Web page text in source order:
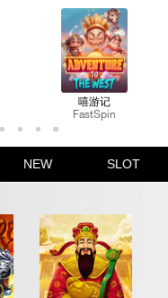
老虎机 真人娱乐
法老宝境
Nextspin
NEW SLOT